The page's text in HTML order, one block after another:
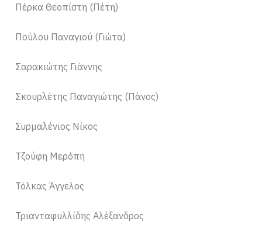
Πέρκα Θεοπίστη (Πέτη)
Πούλου Παναγιού (Γιώτα)
Σαρακιώτης Γιάννης
Σκουρλέτης Παναγιώτης (Πάνος)
Συρμαλένιος Νίκος
Τζούφη Μερόπη
Τόλκας Άγγελος
Τριανταφυλλίδης Αλέξανδρος